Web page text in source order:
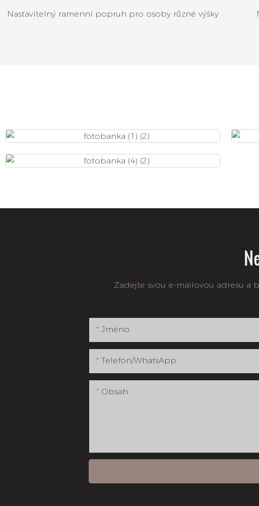
Nastavitelný ramenní popruh pro osoby různé výšky
Zadejte svou e-mailovou adresu
Jméno
Telefon/whatsApp
Obsah